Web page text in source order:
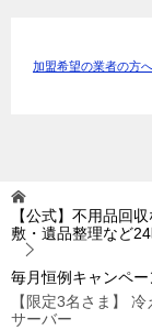
加盟希望の業者の方へ
【公式】不用品回
敷・遺品整理など24
毎月恒例キャンペー
【限定3名さま】
サーバー